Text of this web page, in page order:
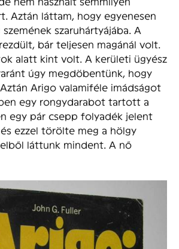
Aztán láttam, hogy egyenesen
szaruhártyájába. A
bár teljesen magánál volt.
alatt kint volt. A kerületi ügyész
úgy megdöbentünk, hogy
Arigo valamiféle imádságot
egy rongydarabot tartott a
egy pár csepp folyadék jelent
ezzel törölte meg a hölgy
láttunk mindent. A nő